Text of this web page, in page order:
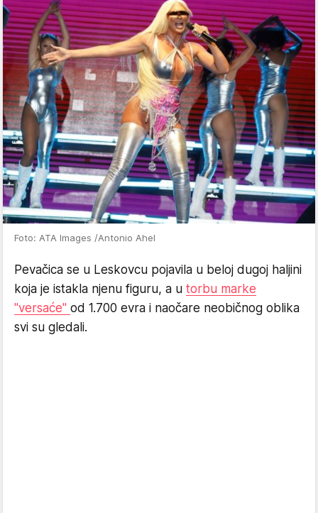
Foto: ATA Images /Antonio Ahel
Pevačica se u Leskovcu pojavila u beloj dugoj haljini
koja je istakla njenu figuru, a u torbu marke
"versaće" od 1.700 evra i naočare neobičnog oblika
svi su gledali.